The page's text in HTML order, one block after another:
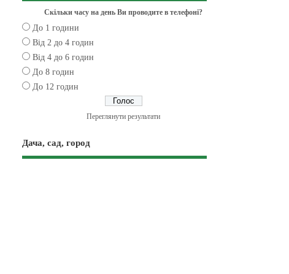
Скільки часу на день Ви проводите в телефоні?
До 1 години
Від 2 до 4 годин
Від 4 до 6 годин
До 8 годин
До 12 годин
Переглянути результати
Дача, сад, город